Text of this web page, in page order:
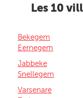
Les 10
Bekegem
Eernegem
Jabbeke
Snellegem
Varsenare